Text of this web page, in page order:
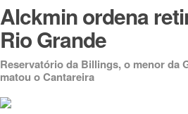
Alckmin ordena
Rio Grande
Reservatório da Billings, o menor da
matou o Cantareira